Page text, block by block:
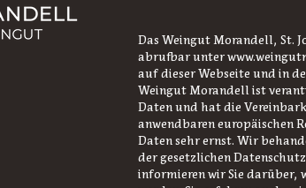
Das Weingut Morandell, St.
abrufbar unter
auf dieser Webseite und in
Weingut Morandell ist
Daten und hat die
anwendbaren europäischen
Daten sehr ernst. Wir
der gesetzlichen
informieren wir Sie darüber,